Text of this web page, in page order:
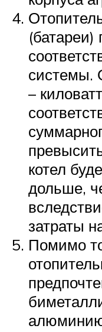
(батареи)
системы.
–
котел
дольше,
затраты
Помимо